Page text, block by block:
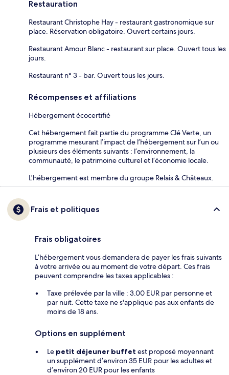
Restauration
Restaurant Christophe Hay - restaurant gastronomique sur
place. Réservation obligatoire. Ouvert certains jours.
Restaurant Amour Blanc - restaurant sur place. Ouvert tous les
jours.
Restaurant n° 3 - bar. Ouvert tous les jours.
Récompenses et affiliations
Hébergement écocertifié
Cet hébergement fait partie du programme Clé Verte, un
programme mesurant l’impact de l’hébergement sur l’un ou
plusieurs des éléments suivants : l’environnement, la
communauté, le patrimoine culturel et l’économie locale.
L'hébergement est membre du groupe Relais & Châteaux.
Frais et politiques
Frais obligatoires
L’hébergement vous demandera de payer les frais suivants
à votre arrivée ou au moment de votre départ. Ces frais
peuvent comprendre les taxes applicables :
Taxe prélevée par la ville : 3.00 EUR par personne et
par nuit. Cette taxe ne s'applique pas aux enfants de
moins de 18 ans.
Options en supplément
Le petit déjeuner buffet est proposé moyennant
un supplément d’environ 35 EUR pour les adultes et
d’environ 20 EUR pour les enfants